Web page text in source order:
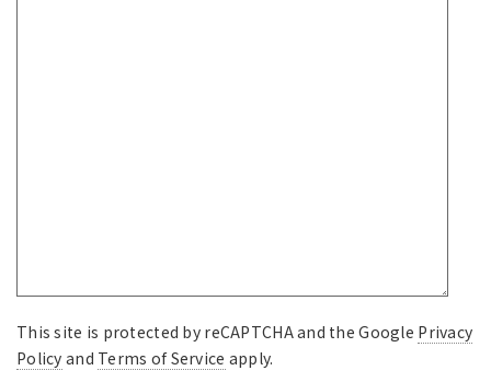
This site is protected by reCAPTCHA and the Google Privacy
Policy and Terms of Service apply.